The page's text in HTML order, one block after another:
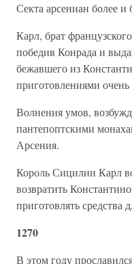
Секта арсениан более и
Карл, брат
победив Конрада и
бежавшего из
приготовлениями очень
Волнения умов,
пантепоптскими
Арсения.
Король Сицилии Карл
возвратить
приготовлять средства
1270
В этом году